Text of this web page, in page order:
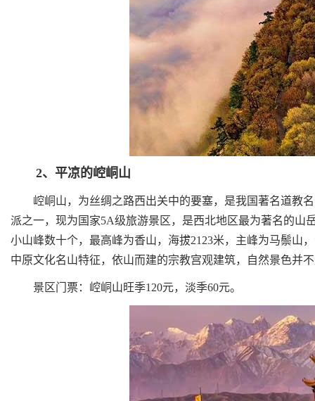
2、平凉的崆峒山
崆峒山，为丝绸之路西出关中的要塞，是我国著名道教名
派之一，现为国家5A级旅游景区，是西北地区最为著名的山
小山峰数十个，最高峰为香山，海拔2123米，主峰为马鬃山
中原文化名山特征，依山而建的宗教宫观建筑，自然景色并
景区门票：崆峒山旺季120元，淡季60元。